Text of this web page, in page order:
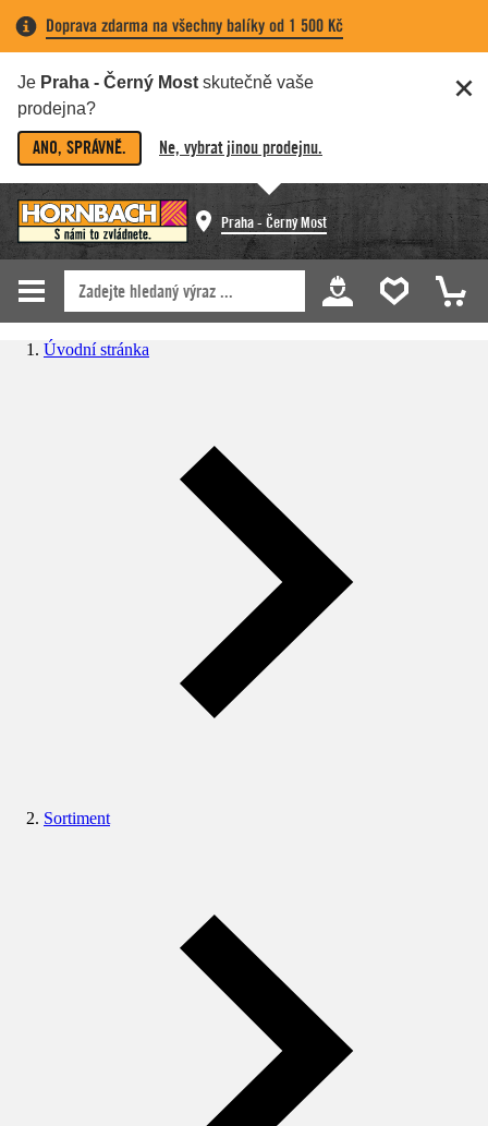
Doprava zdarma na všechny balíky od 1 500 Kč
Je Praha - Černý Most skutečně vaše
prodejna?
ANO, SPRÁVNĚ. Ne, vybrat jinou prodejnu.
Praha - Černý Most
Úvodní stránka
Sortiment